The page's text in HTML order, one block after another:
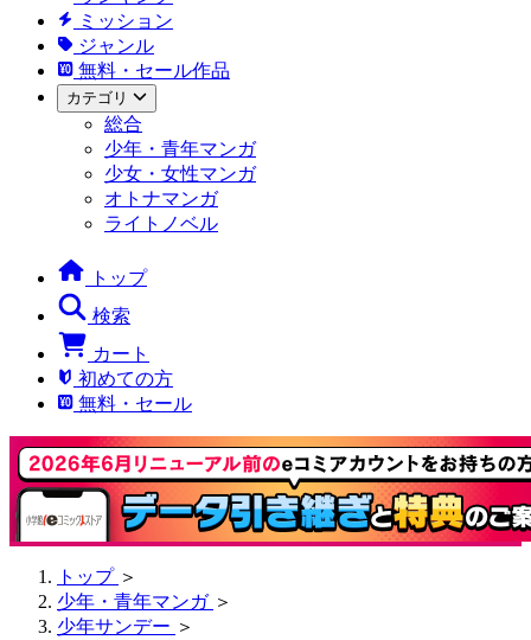
ミッション
ジャンル
無料・セール作品
カテゴリ
総合
少年・青年マンガ
少女・女性マンガ
オトナマンガ
ライトノベル
トップ
検索
カート
初めての方
無料・セール
トップ ＞
少年・青年マンガ ＞
少年サンデー ＞